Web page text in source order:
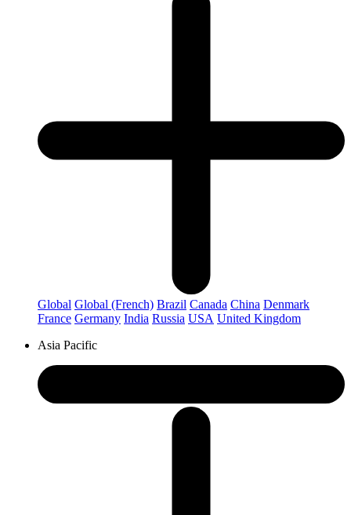
Global Global (French) Brazil Canada China Denmark
France Germany India Russia USA United Kingdom
Asia Pacific